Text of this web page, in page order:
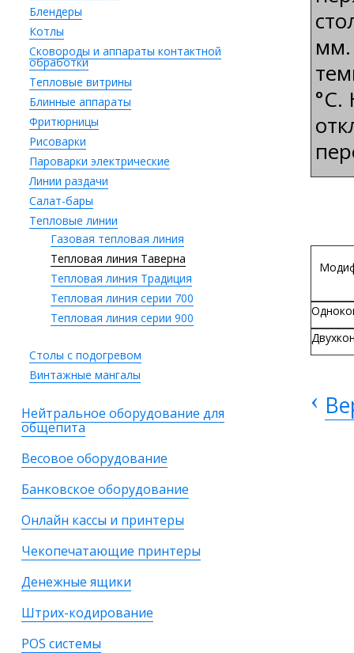
Блендеры
Котлы
Сковороды и аппараты контактной
обработки
Тепловые витрины
Блинные аппараты
Фритюрницы
Рисоварки
Пароварки электрические
Линии раздачи
Салат-бары
Тепловые линии
Газовая тепловая линия
Тепловая линия Таверна
Тепловая линия Традиция
Тепловая линия серии 700
Тепловая линия серии 900
Столы с подогревом
Винтажные мангалы
Нейтральное оборудование для
общепита
Весовое оборудование
Банковское оборудование
Онлайн кассы и принтеры
Чекопечатающие принтеры
Денежные ящики
Штрих-кодирование
POS системы
мм.
°С.
‹